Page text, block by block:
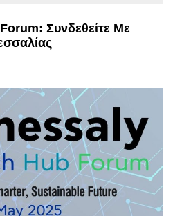
Συνδεθείτε Με